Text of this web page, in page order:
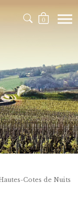
0
Cotes de Nuits